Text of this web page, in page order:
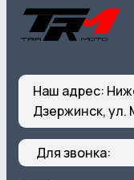
Наш адрес:
Дзержинск, ул.
Для звонка: